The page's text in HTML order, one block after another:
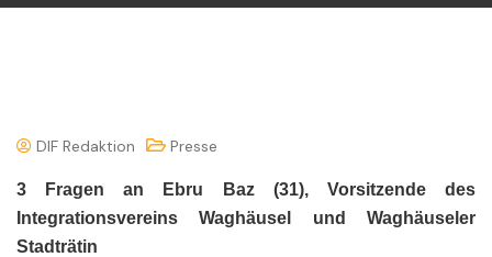
DIF Redaktion Presse
3 Fragen an Ebru Baz (31), Vorsitzende des
Integrationsvereins Waghäusel und Waghäuseler
Stadträtin